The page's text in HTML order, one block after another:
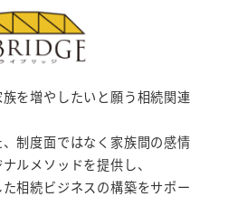
を増やしたいと願う相続関連
制度面ではなく家族間の感情
ルメソッドを提供し、
相続ビジネスの構築をサポー